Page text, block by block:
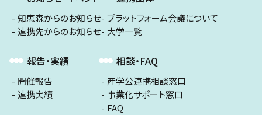
知恵森からのお知らせ
連携先からのお知らせ
報告・実績
開催報告
連携実績
プラットフォーム会議について
大学一覧
相談・FAQ
産学公連携相談窓口
事業化サポート窓口
FAQ